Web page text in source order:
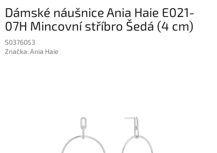
Dámské náušnice Ania Haie E021-
07H Mincovní stříbro Šedá (4 cm)
S0376053
Značka:Ania Haie